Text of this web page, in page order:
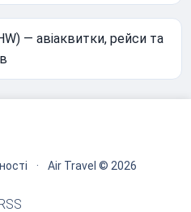
— авіаквитки, рейси та
· Air Travel © 2026